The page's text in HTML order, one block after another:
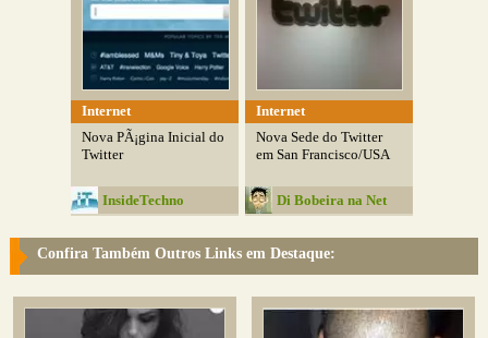
Internet
Nova PÃ¡gina Inicial do
Twitter
InsideTechno
Internet
Nova Sede do Twitter
em San Francisco/USA
Di Bobeira na Net
Confira Também Outros Links em Destaque: